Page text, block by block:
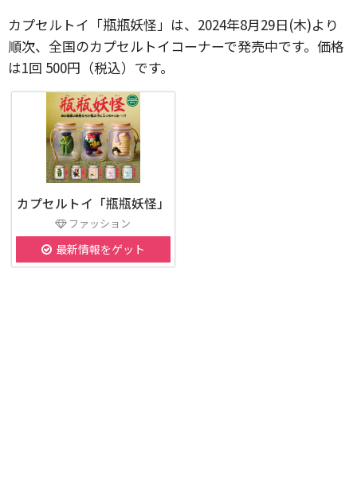
カプセルトイ「瓶瓶妖怪」は、2024年8月29日(木)より
順次、全国のカプセルトイコーナーで発売中です。価格
は1回 500円（税込）です。
カプセルトイ「瓶瓶妖怪」
ファッション
最新情報をゲット